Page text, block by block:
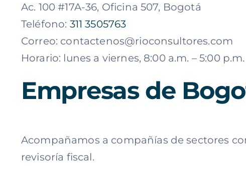
Ac. 100 #17A-36, Oficina 507, Bogotá
Teléfono: 311 3505763
Correo: contactenos@rioconsultores.com
Horario: lunes a viernes, 8:00 a.m. – 5:00 p.m.
Empresas de
Acompañamos a compañías de sectores
revisoría fiscal.